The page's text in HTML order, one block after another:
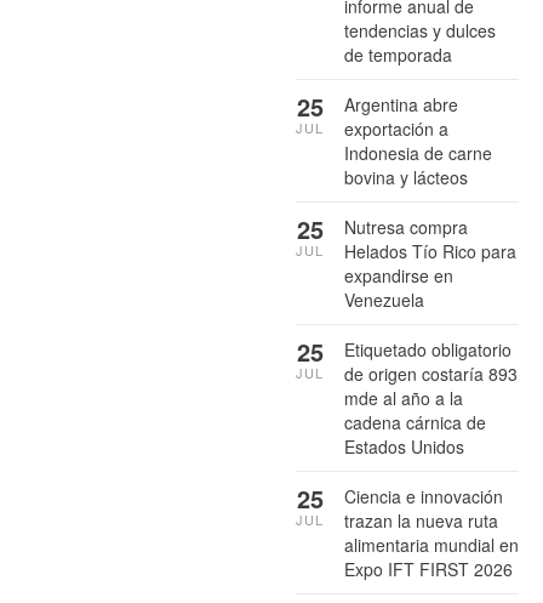
informe anual de
tendencias y dulces
de temporada
Argentina abre
exportación a
Indonesia de carne
bovina y lácteos
25
JUL
Nutresa compra
Helados Tío Rico para
expandirse en
Venezuela
25
JUL
Etiquetado obligatorio
de origen costaría 893
mde al año a la
cadena cárnica de
Estados Unidos
25
JUL
Ciencia e innovación
trazan la nueva ruta
alimentaria mundial en
Expo IFT FIRST 2026
25
JUL